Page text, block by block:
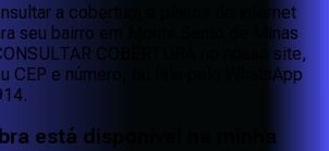
a cobertura e planos de internet
seu bairro em Monte Santo de Minas
COBERTURA no nosso site,
CEP e número, ou fale pelo WhatsApp
está disponível na minha